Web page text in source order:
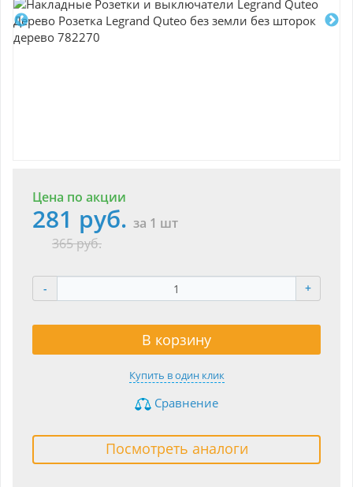
Цена по акции
281 руб. за 1 шт
365 руб.
- +
В корзину
Купить в один клик
Сравнение
Посмотреть аналоги